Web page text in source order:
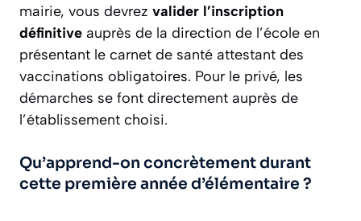
mairie, vous devrez valider l’inscription
définitive auprès de la direction de l’école en
présentant le carnet de santé attestant des
vaccinations obligatoires. Pour le privé, les
démarches se font directement auprès de
l’établissement choisi.
Qu’apprend-on concrètement durant
cette première année d’élémentaire ?